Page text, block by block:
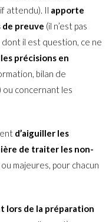
attendu). Il apporte
de preuve (il n’est pas
il est question, ce ne
précisions en
bilan de
ou concernant les
d’aiguiller les
de traiter les non-
majeures, pour chacun
lors de la préparation